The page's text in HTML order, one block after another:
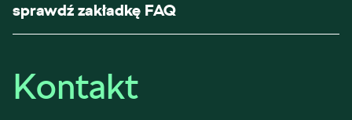
sprawdź zakładkę FAQ
Kontakt